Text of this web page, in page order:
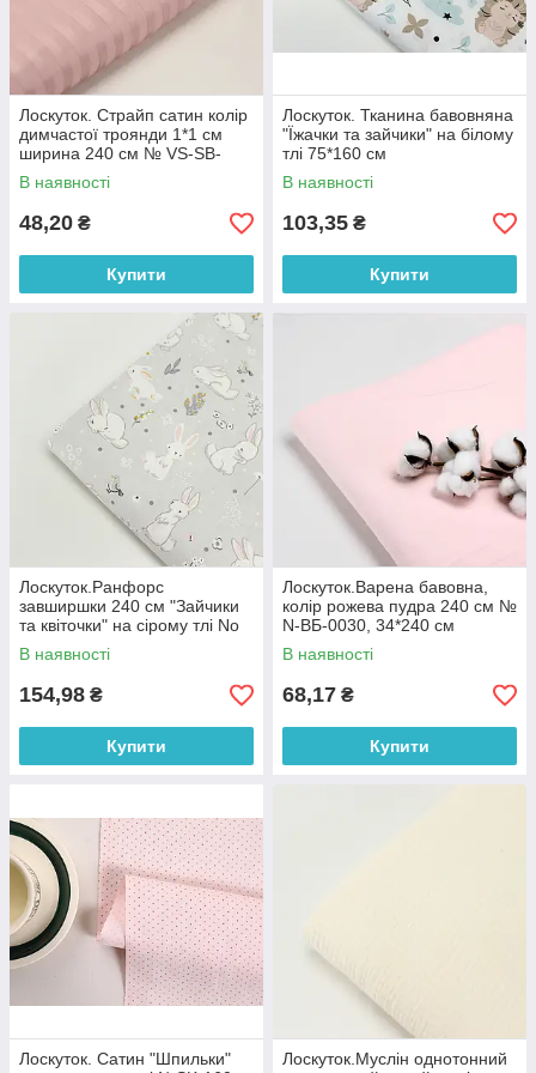
Лоскуток. Страйп сатин колір
димчастої троянди 1*1 см
ширина 240 см № VS-SB-
2013, 44*110 см
В наявності
48,20 ₴
Купити
Лоскуток. Тканина бавовняна
"Їжачки та зайчики" на білому
тлі 75*160 см
В наявності
103,35 ₴
Купити
Лоскуток.Ранфорс
завширшки 240 см "Зайчики
та квіточки" на сірому тлі No
3246, 86*240 см
В наявності
154,98 ₴
Купити
Лоскуток.Варена бавовна,
колір рожева пудра 240 см №
N-ВБ-0030, 34*240 см
В наявності
68,17 ₴
Купити
Лоскуток. Сатин "Шпильки"
Лоскуток.Муслін однотонний